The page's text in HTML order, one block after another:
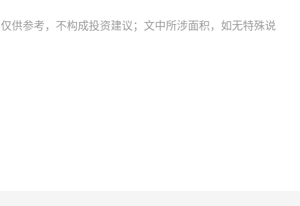
供参考，不构成投资建议；文中所涉面积，如无特殊说